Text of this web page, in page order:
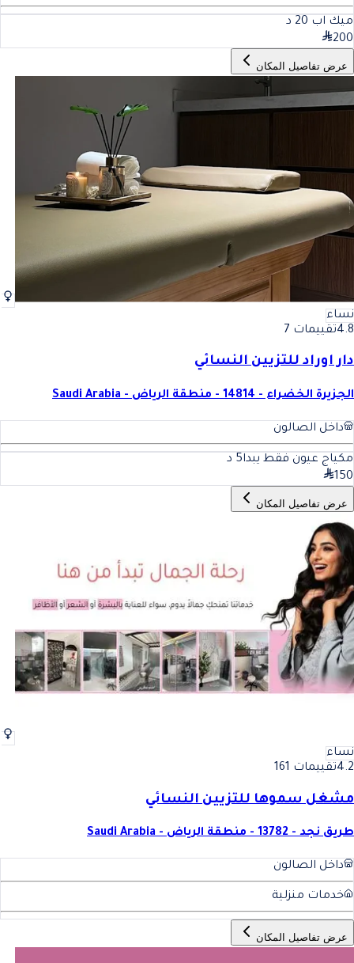
ميك اب 20 د
200
عرض تفاصيل المكان
نساء
4.8تقييمات 7
دار اوراد للتزيين النسائي
الجزيرة الخضراء - 14814 - منطقة الرياض - Saudi Arabia
داخل الصالون
مكياج عيون فقط يبدا5 د
150
عرض تفاصيل المكان
نساء
4.2تقييمات 161
مشغل سموها للتزيين النسائي
طريق نجد - 13782 - منطقة الرياض - Saudi Arabia
داخل الصالون
خدمات منزلية
عرض تفاصيل المكان